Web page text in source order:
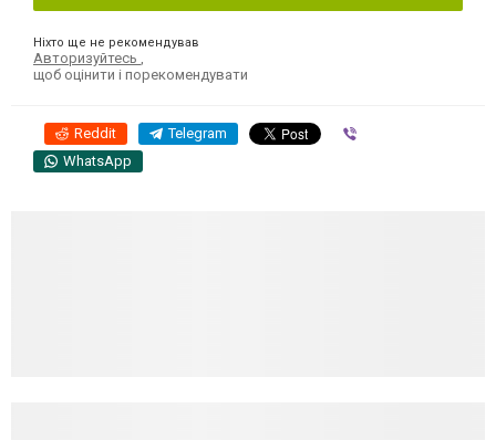
Ніхто ще не рекомендував
Авторизуйтесь ,
щоб оцінити і порекомендувати
Reddit Telegram
WhatsApp